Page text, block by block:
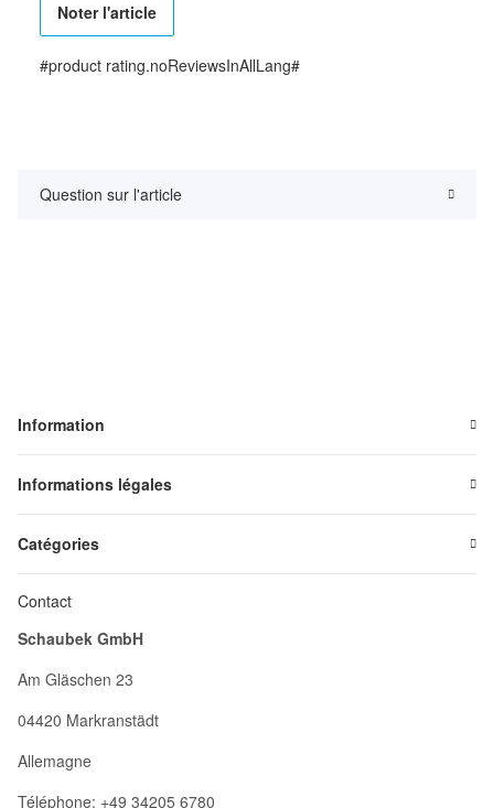
Noter l'article
#product rating.noReviewsInAllLang#
Question sur l'article
Information
Informations légales
Catégories
Contact
Schaubek GmbH
Am Gläschen 23
04420 Markranstädt
Allemagne
Téléphone: +49 34205 6780